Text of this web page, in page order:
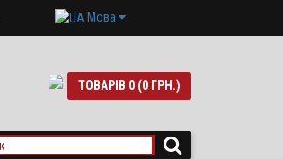
Мова
ТОВАРІВ 0 (0 ГРН.)